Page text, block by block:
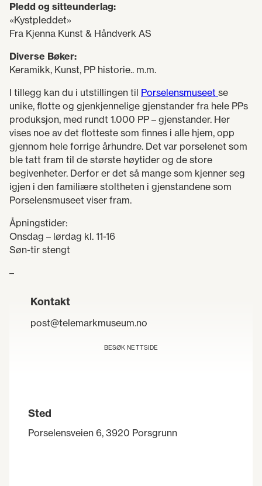
Pledd og sitteunderlag:
«Kystpleddet»
Fra Kjenna Kunst & Håndverk AS
Diverse Bøker:
Keramikk, Kunst, PP historie.. m.m.
I tillegg kan du i utstillingen til Porselensmuseet se
unike, flotte og gjenkjennelige gjenstander fra hele PPs
produksjon, med rundt 1.000 PP – gjenstander. Her
vises noe av det flotteste som finnes i alle hjem, opp
gjennom hele forrige århundre. Det var porselenet som
ble tatt fram til de største høytider og de store
begivenheter. Derfor er det så mange som kjenner seg
igjen i den familiære stoltheten i gjenstandene som
Porselensmuseet viser fram.
Åpningstider:
Onsdag – lørdag kl. 11-16
Søn-tir stengt
–
Kontakt
post@telemarkmuseum.no
BESØK NETTSIDE
Sted
Porselensveien 6, 3920 Porsgrunn